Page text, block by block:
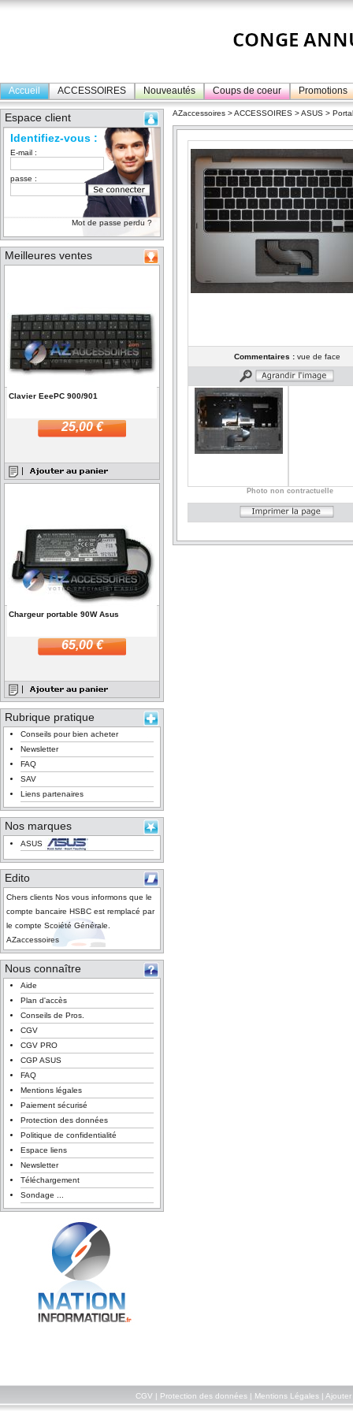
Accueil ACCESSOIRES Nouveautés Coups de coeur Promotions
Espace client
Identifiez-vous :
E-mail :
passe :
Mot de passe perdu ?
Meilleures ventes
Clavier EeePC 900/901
25,00 €
Chargeur portable 90W Asus
65,00 €
Rubrique pratique
Conseils pour bien acheter
Newsletter
FAQ
SAV
Liens partenaires
Nos marques
ASUS
Edito
Chers clients Nos vous informons que le
compte bancaire HSBC est remplacé par
le compte Scoiété Générale.
AZaccessoires
Nous connaître
Aide
Plan d'accès
Conseils de Pros.
CGV
CGV PRO
CGP ASUS
FAQ
Mentions légales
Paiement sécurisé
Protection des données
Politique de confidentialité
Espace liens
Newsletter
Téléchargement
Sondage ...
AZaccessoires >ACCESSOIRES >ASUS >
Commentaires :vue de face
Photo non contractuelle
CGV Protection des données| Mentions Légales| Ajouter